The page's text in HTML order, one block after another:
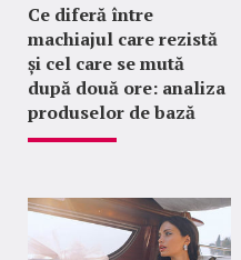
Ce diferă între
machiajul care rezistă
și cel care se mută
după două ore: analiza
produselor de bază